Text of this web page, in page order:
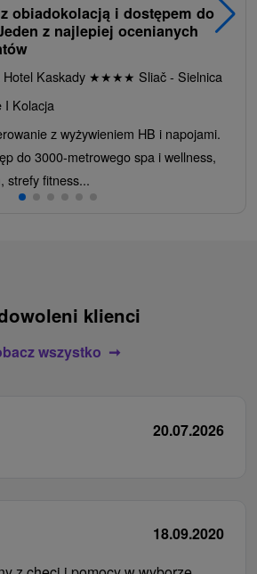
obiadokolacją i dostępem do
z najlepiej ocenianych
Kaskady ★★★★ Sliač - Sielnica
I Kolacja
z wyżywieniem HB i napojami.
do 3000-metrowego spa i wellness,
strefy fitness...
klienci
wszystko
20.07.2026
18.09.2020